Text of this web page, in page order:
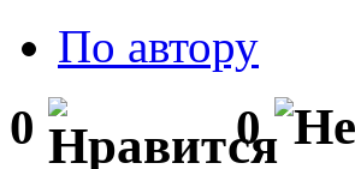
По автору
0 0